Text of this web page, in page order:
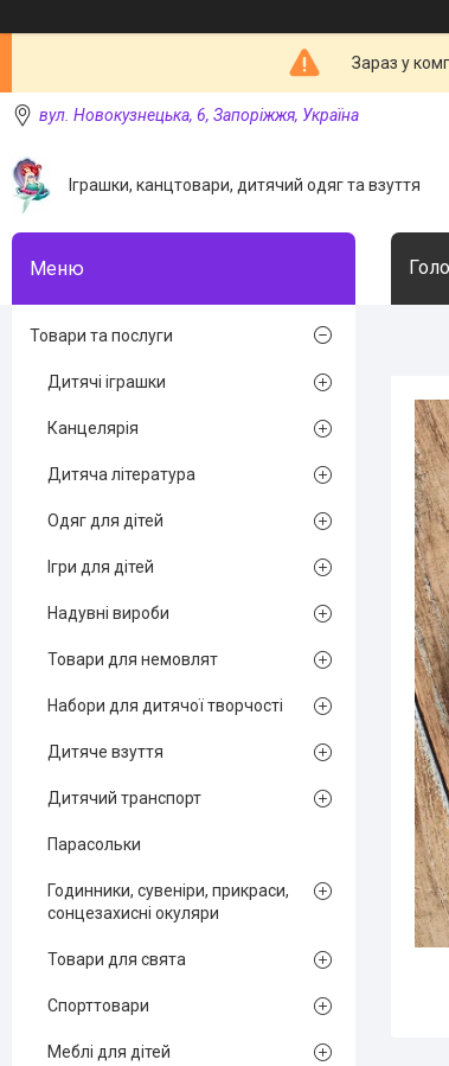
Зараз у
вул. Новокузнецька, 6, Запоріжжя, Україна
Іграшки, канцтовари, дитячий одяг та взуття
Товари та послуги
Дитячі іграшки
Канцелярія
Дитяча література
Одяг для дітей
Ігри для дітей
Надувні вироби
Товари для немовлят
Набори для дитячої творчості
Дитяче взуття
Дитячий транспорт
Парасольки
Годинники, сувеніри, прикраси,
сонцезахисні окуляри
Товари для свята
Спорттовари
Меблі для дітей